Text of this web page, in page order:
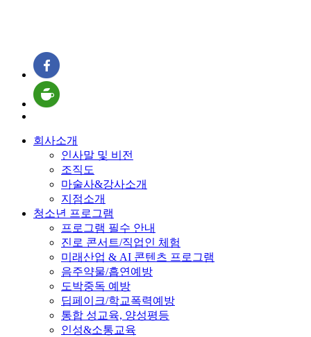
회사소개
인사말 및 비전
조직도
마술사&강사소개
지점소개
청소년 프로그램
프로그램 필수 안내
진로 콘서트/직업인 체험
미래산업 & AI 콘텐츠 프로그램
음주약물/흡연예방
도박중독 예방
딥페이크/학교폭력예방
통합 성교육, 양성평등
인성&소통교육